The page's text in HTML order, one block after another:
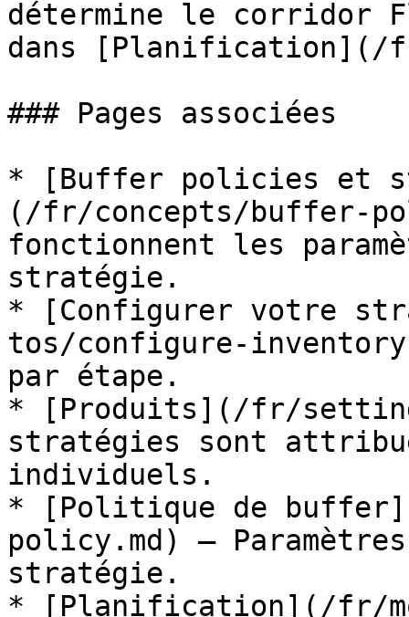
détermine le corridor
dans [Planification](/
### Pages associées
* [Buffer policies et
(/fr/concepts/buffer-
fonctionnent les
stratégie.
* [Configurer votre
tos/configure-
par étape.
* [Produits](/fr/
stratégies sont
individuels.
* [Politique de
policy.md) —
stratégie.
* [Planification](/fr/